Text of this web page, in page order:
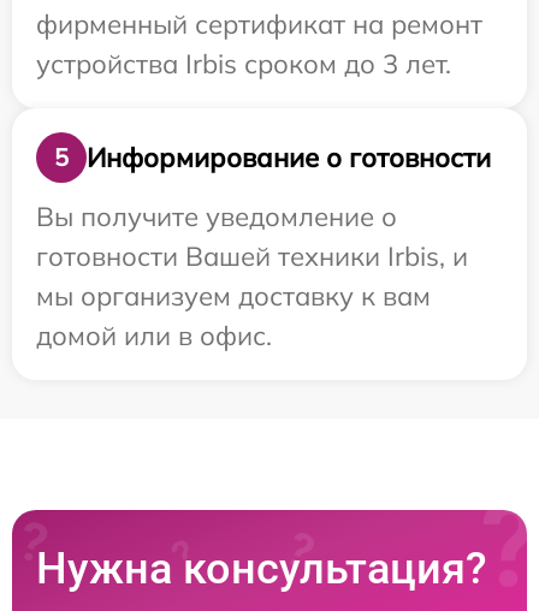
фирменный сертификат на ремонт
устройства Irbis сроком до 3 лет.
5
Информирование о готовности
Вы получите уведомление о
готовности Вашей техники Irbis, и
мы организуем доставку к вам
домой или в офис.
Нужна консультация?